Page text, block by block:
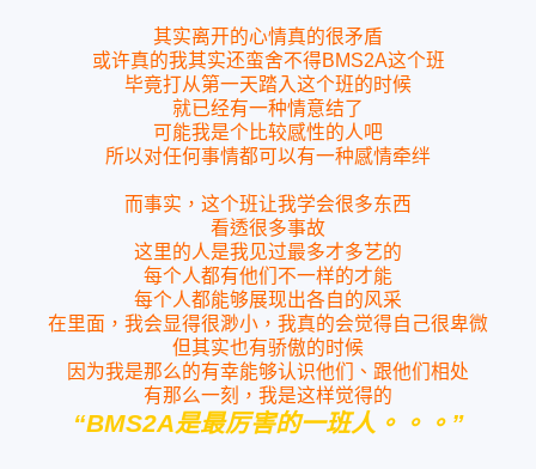
其实离开的心情真的很矛盾
或许真的我其实还蛮舍不得BMS2A这个班
毕竟打从第一天踏入这个班的时候
就已经有一种情意结了
可能我是个比较感性的人吧
所以对任何事情都可以有一种感情牵绊
而事实，这个班让我学会很多东西
看透很多事故
这里的人是我见过最多才多艺的
每个人都有他们不一样的才能
每个人都能够展现出各自的风采
在里面，我会显得很渺小，我真的会觉得自己很卑微
但其实也有骄傲的时候
因为我是那么的有幸能够认识他们、跟他们相处
有那么一刻，我是这样觉得的
“BMS2A是最厉害的一班人。。。”